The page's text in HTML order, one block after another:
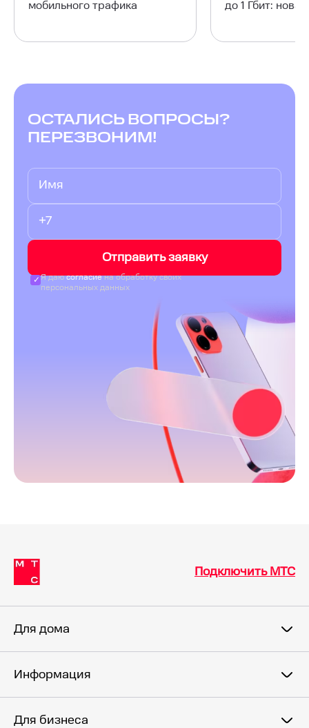
мобильного трафика
до 1 Гбит:
ОСТАЛИСЬ ВОПРОСЫ?
ПЕРЕЗВОНИМ!
Отправить заявку
Я даюсогласиена обработку своих
персональных данных
Подключить МТС
Для дома
Информация
Для бизнеса